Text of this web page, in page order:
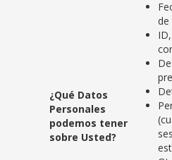
¿Qué Datos
Personales
podemos tener
sobre Usted?
de